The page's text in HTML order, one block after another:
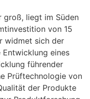
groß, liegt im Süden
von 15
widmet sich der
eines
führender
Prüftechnologie von
der Produkte